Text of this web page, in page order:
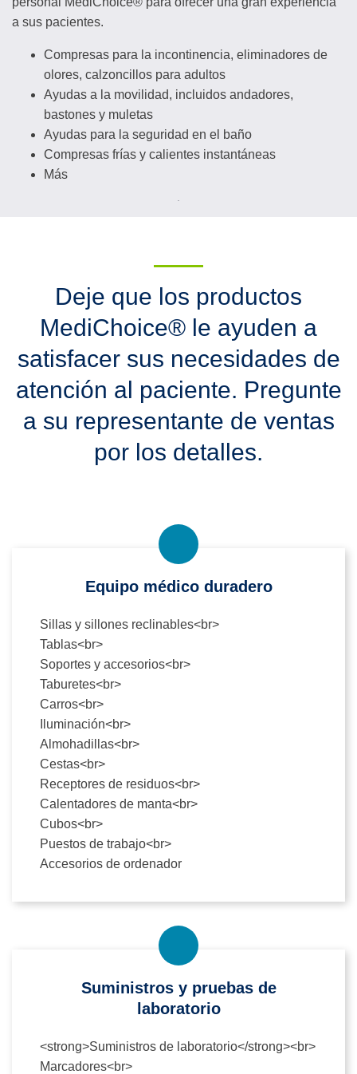
a sus pacientes.
Compresas para la incontinencia, eliminadores de
olores, calzoncillos para adultos
Ayudas a la movilidad, incluidos andadores,
bastones y muletas
Ayudas para la seguridad en el baño
Compresas frías y calientes instantáneas
Más
Deje que los productos
MediChoice® le ayuden a
satisfacer sus necesidades de
atención al paciente. Pregunte
a su representante de ventas
por los detalles.
Equipo médico duradero
Sillas y sillones reclinables<br>
Tablas<br>
Soportes y accesorios<br>
Taburetes<br>
Carros<br>
Iluminación<br>
Almohadillas<br>
Cestas<br>
Receptores de residuos<br>
Calentadores de manta<br>
Cubos<br>
Puestos de trabajo<br>
Accesorios de ordenador
Suministros y pruebas de
laboratorio
<strong>Suministros de laboratorio</strong><br>
Marcadores<br>